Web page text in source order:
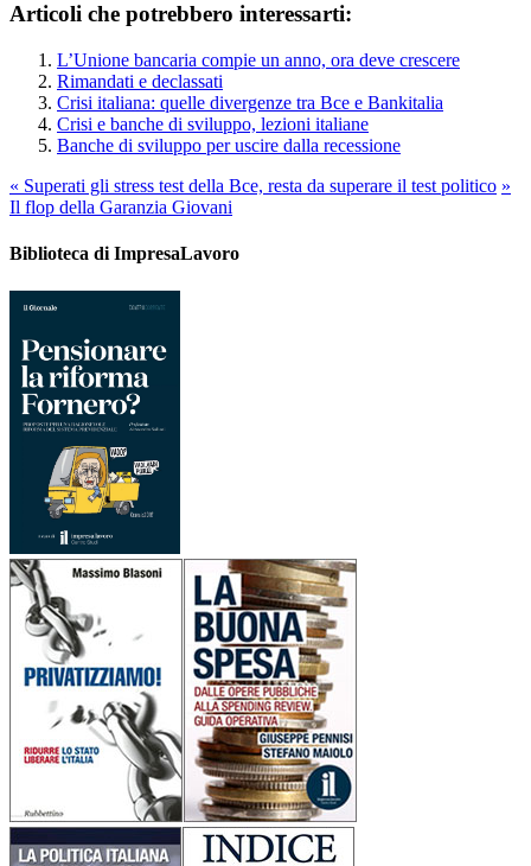
Articoli che potrebbero interessarti:
L’Unione bancaria compie un anno, ora deve crescere
Rimandati e declassati
Crisi italiana: quelle divergenze tra Bce e Bankitalia
Crisi e banche di sviluppo, lezioni italiane
Banche di sviluppo per uscire dalla recessione
« Superati gli stress test della Bce, resta da superare il test politico »
Il flop della Garanzia Giovani
Biblioteca di ImpresaLavoro